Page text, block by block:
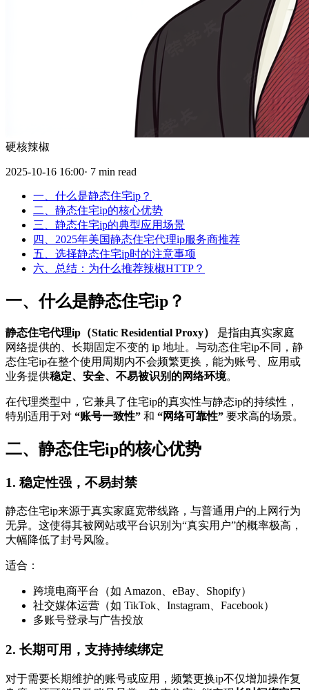
硬核辣椒
2025-10-16 16:00· 7 min read
一、什么是静态住宅ip？
二、静态住宅ip的核心优势
三、静态住宅ip的典型应用场景
四、2025年美国静态住宅代理ip服务商推荐
五、选择静态住宅ip时的注意事项
六、总结：为什么推荐辣椒HTTP？
一、什么是静态住宅ip？
静态住宅代理ip（Static Residential Proxy）
是指由真实家庭
网络提供的、长期固定不变的 ip 地址。与动态住宅ip不同，静
态住宅ip在整个使用周期内不会频繁更换，能为账号、应用或
业务提供稳定、安全、不易被识别的网络环境。
在代理类型中，它兼具了住宅ip的真实性与静态ip的持续性，
特别适用于对 “账号一致性” 和 “网络可靠性” 要求高的场景。
二、静态住宅ip的核心优势
1. 稳定性强，不易封禁
静态住宅ip来源于真实家庭宽带线路，与普通用户的上网行为
无异。这使得其被网站或平台识别为“真实用户”的概率极高，
大幅降低了封号风险。
适合：
跨境电商平台（如 Amazon、eBay、Shopify）
社交媒体运营（如 TikTok、Instagram、Facebook）
多账号登录与广告投放
2. 长期可用，支持持续绑定
对于需要长期维护的账号或应用，频繁更换ip不仅增加操作复